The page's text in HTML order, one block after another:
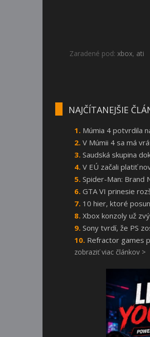
Zaradené pod: xbox, ati
NAJČÍTANEJŠIE
Múmia 4 potvrdila
V Múmii 4 sa má
Saudská skupina
V EÚ začali platiť
Spider-Man: Brand
GTA VI prinesie
10 hier, ktoré
Xbox konzoly už
Sony tvrdí, že PS
Refractor games
zobraziť viac článkov >